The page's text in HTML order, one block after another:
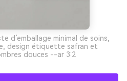
d’emballage minimal de soins,
design étiquette safran et
douces --ar 3:2